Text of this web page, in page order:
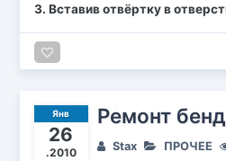
3. Вставив отвёртку в
Янв
26
.2010
Ремонт
Stax ПРОЧЕЕ